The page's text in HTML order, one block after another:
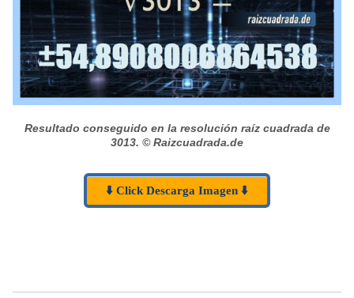
Resultado conseguido en la resolución raíz cuadrada de
3013. © Raizcuadrada.de
⬇️ Click Descarga Imagen ⬇️